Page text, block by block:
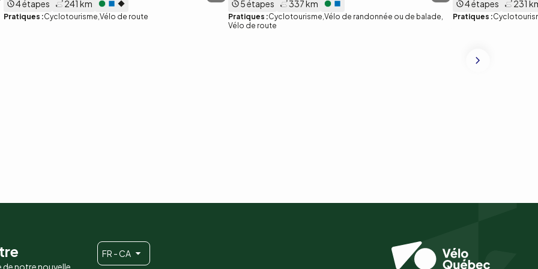
4 étapes 241 km
Pratiques :Cyclotourisme Vélo de route
5 étapes 337 km
Pratiques :Cyclotourisme Vélo de randonnée ou de balade
Vélo de route
4 étapes 231
Pratiques :
de notre nouvelle
FR - CA